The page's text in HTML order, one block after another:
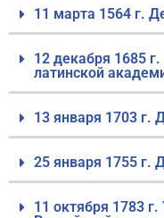
11 марта 1564 г.
12 декабря 1685
латинской
13 января 1703 г.
25 января 1755 г.
11 октября 1783